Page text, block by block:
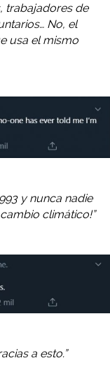
trabajadores de
No, el
usa el mismo
y nunca nadie
climático!”
a esto.”